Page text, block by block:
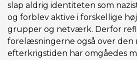
slap aldrig identiteten som
og forblev aktive i forskellige
grupper og netværk. Derfor
forelæsningerne også over
efterkrigstiden har omgåedes